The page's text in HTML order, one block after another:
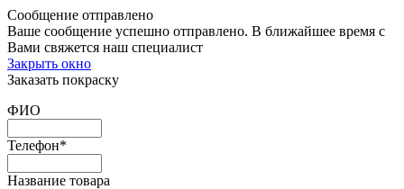
Сообщение отправлено
Ваше сообщение успешно отправлено. В ближайшее время с
Вами свяжется наш специалист
Закрыть окно
Заказать покраску
ФИО
Телефон*
Название товара